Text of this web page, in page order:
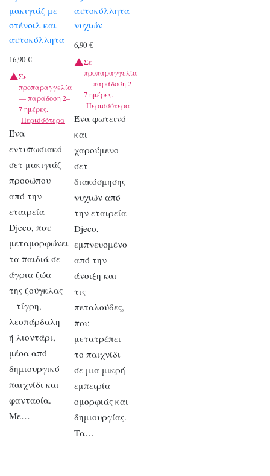
μακιγιάζ με
στένσιλ και
αυτοκόλλητα
16,90 €
Σε
προπαραγγελία
— παράδοση 2–
7 ημέρες.
Περισσότερα
Ένα
εντυπωσιακό
σετ μακιγιάζ
προσώπου
από την
εταιρεία
Djeco, που
μεταμορφώνει
τα παιδιά σε
άγρια ζώα
της ζούγκλας
– τίγρη,
λεοπάρδαλη
ή λιοντάρι,
μέσα από
δημιουργικό
παιχνίδι και
φαντασία.
Με…
αυτοκόλλητα
νυχιών
6,90€
Σε
προπαραγγελία
— παράδοση 2–
7 ημέρες.
Περισσότερα
Ένα φωτεινό
και
χαρούμενο
σετ
διακόσμησης
νυχιών από
την εταιρεία
Djeco,
εμπνευσμένο
από την
άνοιξη και
τις
πεταλούδες,
που
μετατρέπει
το παιχνίδι
σε μια μικρή
εμπειρία
ομορφιάς και
δημιουργίας.
Τα…